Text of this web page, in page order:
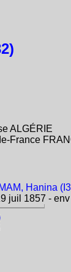
ALGÉRIE
France
Hanina
juil 1857 -